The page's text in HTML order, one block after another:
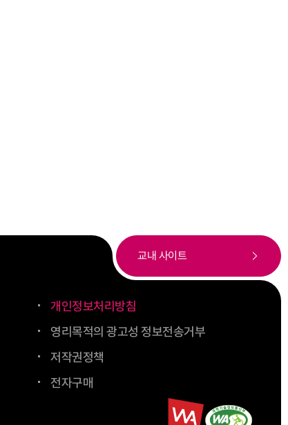
개인정보처리방침
영리목적의 광고성 정보전송거부
저작권정책
전자구매
교내 사이트